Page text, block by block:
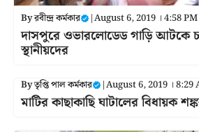
Byরবীন্দ্র কর্মকার |August 6, 2019 । 4:58 PM
দাসপুরে ওভারলোডেড গাড়ি আটকে
স্থানীয়দের
Byতৃপ্তি পাল কর্মকার |August 6, 2019 । 8:29
মাটির কাছাকাছি ঘাটালের বিধায়ক